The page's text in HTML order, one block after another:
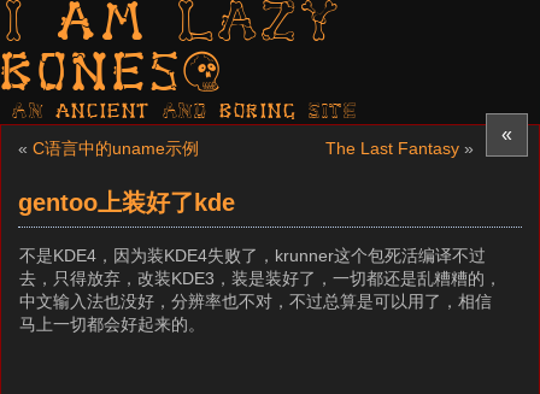
I am LAZY
bones?
AN ancient AND boring SITE
«
« C语言中的uname示例 The Last Fantasy »
gentoo上装好了kde
不是KDE4，因为装KDE4失败了，krunner这个包死活编译不过
去，只得放弃，改装KDE3，装是装好了，一切都还是乱糟糟的，
中文输入法也没好，分辨率也不对，不过总算是可以用了，相信
马上一切都会好起来的。